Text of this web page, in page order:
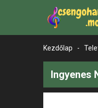
Kezdőlap -
Ingyenes